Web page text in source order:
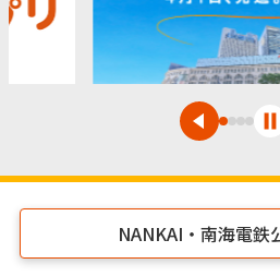
NANKAI・南海電鉄